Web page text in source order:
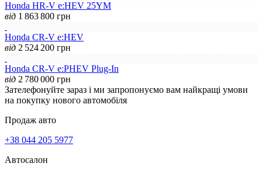
Honda HR-V e:HEV 25YM
від 1 863 800 грн
Honda CR-V e:HEV
від 2 524 200 грн
Honda CR-V e:PHEV Plug-In
від 2 780 000 грн
Зателефонуйте зараз і ми запропонуємо вам найкращі умови
на покупку нового автомобіля
Продаж авто
+38 044 205 5977
Автосалон